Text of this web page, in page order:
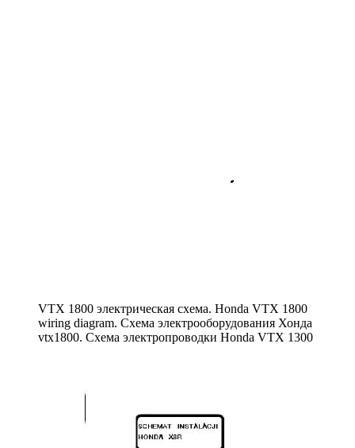
VTX 1800 электрическая схема. Honda VTX 1800
wiring diagram. Схема электрооборудования Хонда
vtx1800. Схема электропроводки Honda VTX 1300